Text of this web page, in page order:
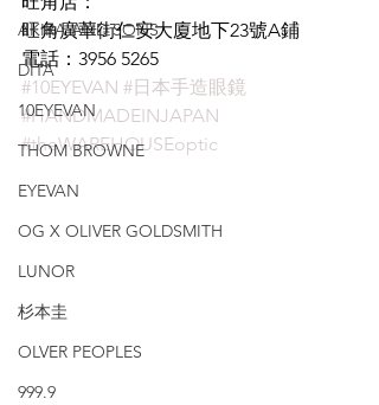
AKIRA AND SONS
DITA
10EYEVAN
THOM BROWNE
EYEVAN
OG X OLIVER GOLDSMITH
LUNOR
杉本圭
OLVER PEOPLES
999.9
旺角廣華街仁安大廈地下23號A鋪
電話：3956 5265
#10EYEVAN #日本手造眼鏡
#HANDMADEINJAPAN
#theWAREHOUSEoptic